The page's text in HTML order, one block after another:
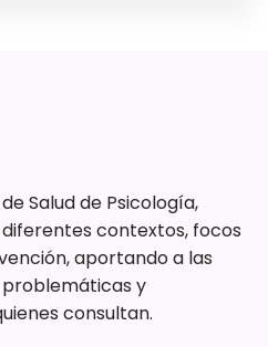
Salud de Psicología,
contextos, focos
aportando a las
problemáticas y
consultan.